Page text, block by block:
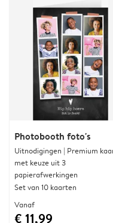
Photobooth foto's
Uitnodigingen | Premium
met keuze uit 3
papierafwerkingen
Set van 10 kaarten
Vanaf
€ 11,99